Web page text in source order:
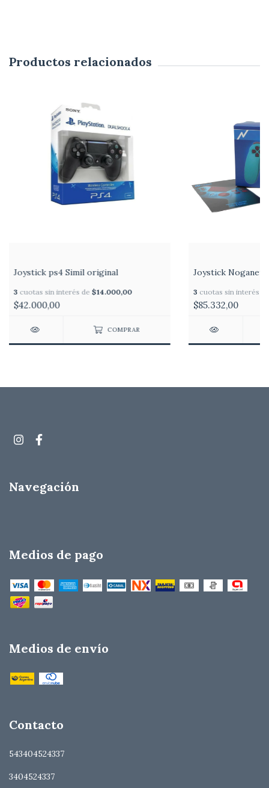
Productos relacionados
Joystick ps4 Simil original
3 cuotas sin interés de $14.000,00
$42.000,00
COMPRAR
Joystick Noganet
3 cuotas sin interés
$85.332,00
Navegación
Medios de pago
Medios de envío
Contacto
543404524337
3404524337